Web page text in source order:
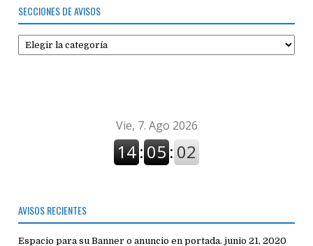
SECCIONES DE AVISOS
Secciones
de
AVISOS RECIENTES
Espacio para su Banner o anuncio en portada. junio 21, 2020